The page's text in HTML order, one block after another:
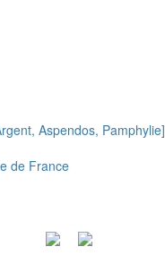
Aspendos, Pamphylie]
de France